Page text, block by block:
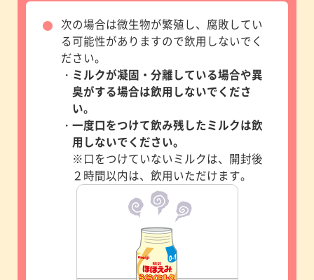
次の場合は微生物が繁殖し、腐敗してい
る可能性がありますので飲用しないでく
ださい。
・ ミルクが凝固・分離している場合や異
臭がする場合は飲用しないでくださ
い。
・一度口をつけて飲み残したミルクは飲
用しないでください。
※口をつけていないミルクは、開封後
２時間以内は、飲用いただけます。